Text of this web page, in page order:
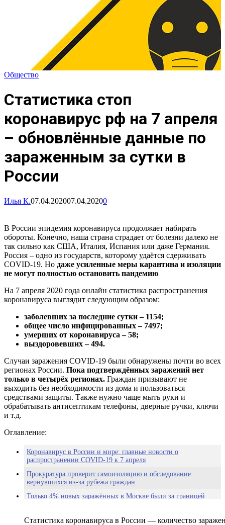
Общество
Статистика стоп
коронавирус рф на 7 апреля
– обновлённые данные по
зараженным за сутки в
России
Илья К.07.04.202007.04.20200
В России эпидемия коронавируса продолжает набирать
обороты. Конечно, наша страна страдает от болезни далеко не
так сильно как США, Италия, Испания или даже Германия.
Россия – одно из государств, которому удаётся сдерживать
COVID-19. Но даже усиленные меры карантина и изоляции
не могут полностью остановить пандемию
На 7 апреля 2020 года онлайн статистика распространения
коронавируса выглядит следующим образом:
заболевших за последние сутки – 1154;
общее число инфицированных – 7497;
умерших от коронавируса – 58;
выздоровевших – 494.
Случаи заражения COVID-19 были обнаружены почти во всех
регионах России. Пока подтверждённых заражений нет
только в четырёх регионах. Граждан призывают не
выходить без необходимости из дома и пользоваться
средствами защиты. Также нужно чаще мыть руки и
обрабатывать антисептикам телефоны, дверные ручки, ключи
и т.д.
Оглавление:
Коронавирус в России и мире: главные новости о
распространении COVID-19 к 7 апреля
Прокуратура проверит самоизоляцию и обследование
вернувшихся из-за рубежа граждан
Только 4% новых заражённых в Москве были за границей
сутки
Статистика коронавируса в России — количество